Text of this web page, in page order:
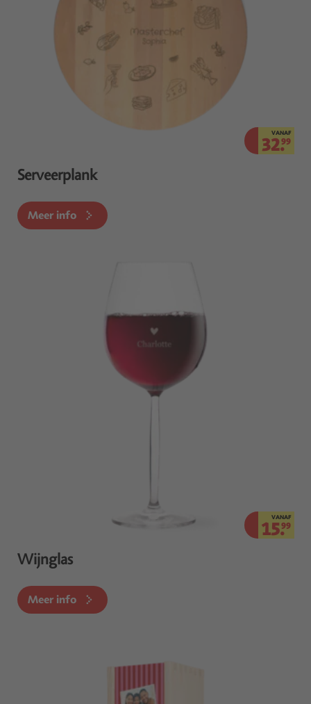
VANAF
32.99
Serveerplank
Meer info
VANAF
15.99
Wijnglas
Meer info